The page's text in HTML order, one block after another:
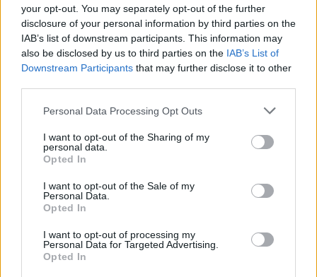
your opt-out. You may separately opt-out of the further
disclosure of your personal information by third parties on the
IAB’s list of downstream participants. This information may
also be disclosed by us to third parties on the IAB’s List of
Downstream Participants that may further disclose it to other
Please note that this website/app uses one or more Google
not limited to your visit or usage behaviour. You may click to
grant or deny consent to Google and its third-party tags to
use your data for below specified purposes in below Google
consent section.
Personal Data Processing Opt Outs
I want to opt-out of the Sharing of my
personal data.
Opted In
I want to opt-out of the Sale of my
Personal Data.
Opted In
I want to opt-out of processing my
Personal Data for Targeted Advertising.
Opted In